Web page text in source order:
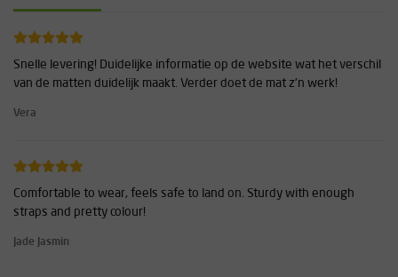
Snelle levering! Duidelijke informatie op de website wat het verschil
van de matten duidelijk maakt. Verder doet de mat z’n werk!
Vera
Comfortable to wear, feels safe to land on. Sturdy with enough
straps and pretty colour!
Jade Jasmin